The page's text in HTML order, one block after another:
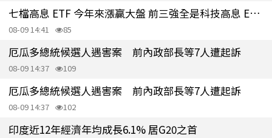
七檔高息 ETF 今年來漲贏大盤 前三強全是科技高息 ETF、冠軍狂漲83%
08-09 14:41 85
厄瓜多總統候選人遇害案 前內政部長等7人遭起訴
08-09 14:37 109
厄瓜多總統候選人遇害案 前內政部長等7人遭起訴
08-09 14:37 102
印度近12年經濟年均成長6.1% 居G20之首